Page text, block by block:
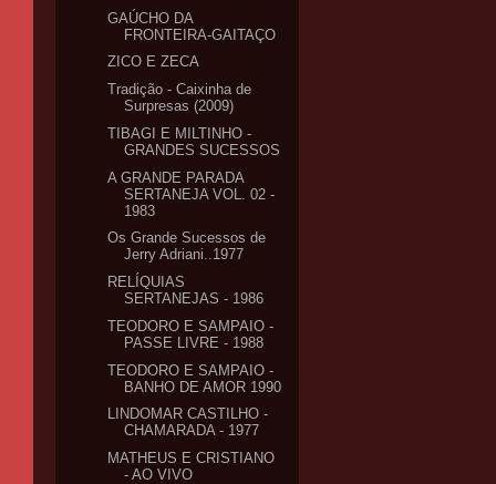
GAÚCHO DA
FRONTEIRA-GAITAÇO
ZICO E ZECA
Tradição - Caixinha de
Surpresas (2009)
TIBAGI E MILTINHO -
GRANDES SUCESSOS
A GRANDE PARADA
SERTANEJA VOL. 02 -
1983
Os Grande Sucessos de
Jerry Adriani..1977
RELÍQUIAS
SERTANEJAS - 1986
TEODORO E SAMPAIO -
PASSE LIVRE - 1988
TEODORO E SAMPAIO -
BANHO DE AMOR 1990
LINDOMAR CASTILHO -
CHAMARADA - 1977
MATHEUS E CRISTIANO
- AO VIVO